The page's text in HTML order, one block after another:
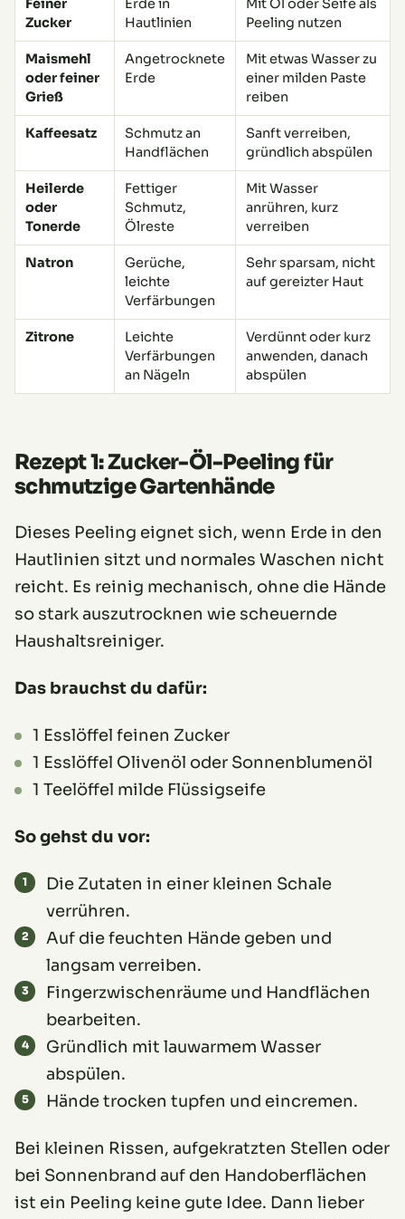
Feiner
Zucker
Erde in
Hautlinien
Mit Öl oder Seife als
Peeling nutzen
Maismehl
oder feiner
Grieß
Angetrocknete
Erde
Mit etwas Wasser zu
einer milden Paste
reiben
Kaffeesatz
Schmutz an
Handflächen
Sanft verreiben,
gründlich abspülen
Heilerde
oder
Tonerde
Fettiger
Schmutz,
Ölreste
Mit Wasser
anrühren, kurz
verreiben
Natron
Gerüche,
leichte
Verfärbungen
Sehr sparsam, nicht
auf gereizter Haut
Zitrone
Leichte
Verfärbungen
an Nägeln
Verdünnt oder kurz
anwenden, danach
abspülen
Rezept 1: Zucker-Öl-Peeling für
schmutzige Gartenhände
Dieses Peeling eignet sich, wenn Erde in den
Hautlinien sitzt und normales Waschen nicht
reicht. Es reinig mechanisch, ohne die Hände
so stark auszutrocknen wie scheuernde
Haushaltsreiniger.
Das brauchst du dafür:
1 Esslöffel feinen Zucker
1 Esslöffel Olivenöl oder Sonnenblumenöl
1 Teelöffel milde Flüssigseife
So gehst du vor:
Die Zutaten in einer kleinen Schale
verrühren.
Auf die feuchten Hände geben und
langsam verreiben.
Fingerzwischenräume und Handflächen
bearbeiten.
Gründlich mit lauwarmem Wasser
abspülen.
Hände trocken tupfen und eincremen.
Bei kleinen Rissen, aufgekratzten Stellen oder
bei Sonnenbrand auf den Handoberflächen
ist ein Peeling keine gute Idee. Dann lieber